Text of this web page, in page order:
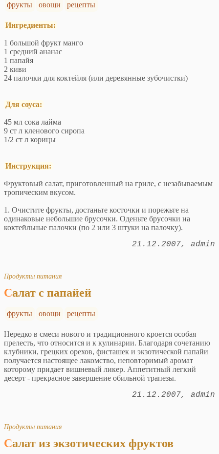
фрукты овощи рецепты
Ингредиенты:
1 большой фрукт манго
1 средний ананас
1 папайя
2 киви
24 палочки для коктейля (или деревянные зубочистки)
Для соуса:
45 мл сока лайма
9 ст л кленового сиропа
1/2 ст л корицы
Инструкция:
Фруктовый салат, приготовленный на гриле, с незабываемым
тропическим вкусом.
1. Очистите фрукты, достаньте косточки и порежьте на
одинаковые небольшие брусочки. Оденьте брусочки на
коктейльные палочки (по 2 или 3 штуки на палочку).
21.12.2007 admin
Продукты питания
Салат с папайей
фрукты овощи рецепты
Нередко в смеси нового и традиционного кроется особая
прелесть, что относится и к кулинарии. Благодаря сочетанию
клубники, грецких орехов, фисташек и экзотической папайи
получается настоящее лакомство, неповторимый аромат
которому придает вишневый ликер. Аппетитный легкий
десерт - прекрасное завершение обильной трапезы.
21.12.2007 admin
Продукты питания
Салат из экзотических фруктов